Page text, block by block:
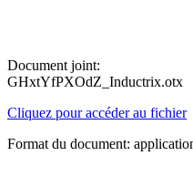
Document joint:
GHxtYfPXOdZ_Inductrix.otx
Cliquez pour accéder au fichier
Format du document: